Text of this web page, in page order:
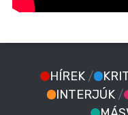
HÍREK /
INTERJÚK /